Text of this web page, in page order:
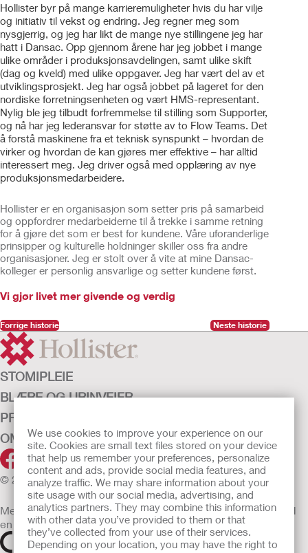
We use cookies to improve your experience on our
site. Cookies are small text files stored on your device
that help us remember your preferences, personalize
content and ads, provide social media features, and
analyze traffic. We may share information about your
site usage with our social media, advertising, and
analytics partners. They may combine this information
with other data you’ve provided to them or that
they’ve collected from your use of their services.
Depending on your location, you may have the right to
Hollister byr på mange karrieremuligheter hvis du har vilje
og initiativ til vekst og endring. Jeg regner meg som
nysgjerrig, og jeg har likt de mange nye stillingene jeg har
hatt i Dansac. Opp gjennom årene har jeg jobbet i mange
ulike områder i produksjonsavdelingen, samt ulike skift
(dag og kveld) med ulike oppgaver. Jeg har vært del av et
utviklingsprosjekt. Jeg har også jobbet på lageret for den
nordiske forretningsenheten og vært HMS-representant.
Nylig ble jeg tilbudt forfremmelse til stilling som Supporter,
og nå har jeg lederansvar for støtte av to Flow Teams. Det
å forstå maskinene fra et teknisk synspunkt – hvordan de
virker og hvordan de kan gjøres mer effektive – har alltid
interessert meg. Jeg driver også med opplæring av nye
produksjonsmedarbeidere.
Hollister er en organisasjon som setter pris på samarbeid
og oppfordrer medarbeiderne til å trekke i samme retning
for å gjøre det som er best for kundene. Våre uforanderlige
prinsipper og kulturelle holdninger skiller oss fra andre
organisasjoner. Jeg er stolt over å vite at mine Dansac-
kolleger er personlig ansvarlige og setter kundene først.
Vi gjør livet mer givende og verdig
Forrige historie Neste historie
STOMIPLEIE
BLÆRE OG URINVEIER
PRODUKTER
OM OSS
© 2026 Hollister Incorporated
Medisinsk utstyr som selges i EU er etter behov merket med
en av følgende symboler